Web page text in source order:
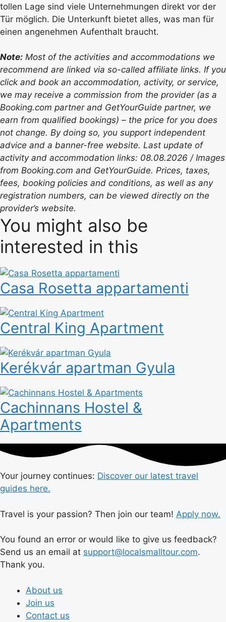
tollen Lage sind viele Unternehmungen direkt vor der
Tür möglich. Die Unterkunft bietet alles, was man für
einen angenehmen Aufenthalt braucht.
Note: Most of the activities and accommodations we
recommend are linked via so-called affiliate links. If you
click and book an accommodation, activity, or service,
we may receive a commission from the provider (as a
Booking.com partner and GetYourGuide partner, we
earn from qualified bookings) – the price for you does
not change. By doing so, you support independent
advice and a banner-free website. Last update of
activity and accommodation links: 08.08.2026 / Images
from Booking.com and GetYourGuide. Prices, taxes,
fees, booking policies and conditions, as well as any
registration numbers, can be viewed directly on the
provider’s website.
You might also be
interested in this
Casa Rosetta appartamenti
Central King Apartment
Kerékvár apartman Gyula
Cachinnans Hostel &
Apartments
Your journey continues: Discover our latest travel
guides here.
Travel is your passion? Then join our team! Apply now.
You found an error or would like to give us feedback?
Send us an email at support@localsmalltour.com.
Thank you.
About us
Join us
Contact us